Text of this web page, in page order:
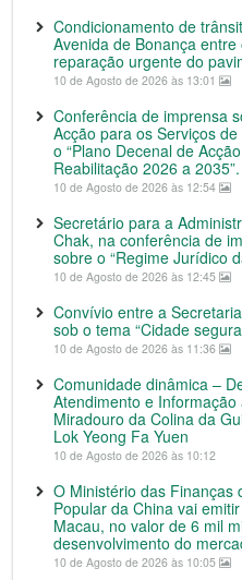
Condicionamento de
Avenida de Bonança
reparação urgente do
10 de Agosto de 2026 às 13:01
Conferência de imprensa
Acção para os Serviços
o “Plano Decenal de
Reabilitação 2026 a 2035”.
10 de Agosto de 2026 às 12:54
Secretário para a
Chak, na conferência de
sobre o “Regime Jurídico
10 de Agosto de 2026 às 12:45
Convívio entre a
sob o tema “Cidade
10 de Agosto de 2026 às 11:36
Comunidade dinâmica –
Atendimento e
Miradouro da Colina da
Lok Yeong Fa Yuen
10 de Agosto de 2026 às 10:12
O Ministério das Finanças
Popular da China vai
Macau, no valor de 6 mil
desenvolvimento do
10 de Agosto de 2026 às 10:05